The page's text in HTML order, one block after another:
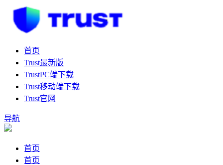
首页
Trust最新版
TrustPC端下载
Trust移动端下载
Trust官网
导航
首页
首页